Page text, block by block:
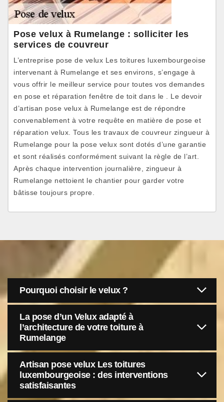
Pose velux à Rumelange : solliciter les
services de couvreur
L’entreprise pose de velux Les toitures luxembourgeoise
intervenant à Rumelange et ses environs, s’engage à
vous offrir le meilleur service pour toutes vos demandes
en pose et réparation fenêtre de toit dans le . Le devoir
d’artisan pose velux à Rumelange est de répondre
convenablement à votre requête en matière de pose et
réparation velux. Tous les travaux de couvreur zingueur à
Rumelange pour la pose velux sont dotés d’une garantie
et sont réalisés conformément suivant la règle de l’art.
Après chaque intervention journalière, zingueur à
Rumelange nettoient le chantier pour garder votre
bâtisse toujours propre.
Pourquoi choisir le velux ?
La pose d’un Velux adapté à
l’architecture de votre toiture à
Rumelange
Artisan pose velux Les toitures
luxembourgeoise : des interventions
satisfaisantes